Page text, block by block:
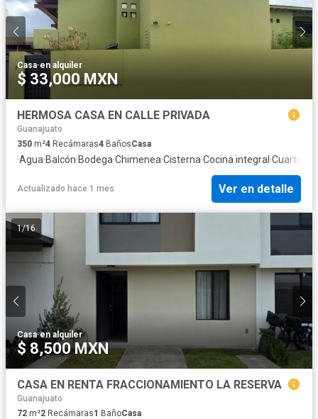
Casa·en alquiler
$ 33,000 MXN
HERMOSA CASA EN CALLE PRIVADA
Guanajuato
350 m²4 Recámaras4 BañosCasa
·Agua·Balcón·Bodega·Chimenea·Cisterna·Cocina integral ·Cuarto
Actualizado hace 1 mes Ver en detalle
1/16
Casa·en alquiler
$ 8,500 MXN
CASA EN RENTA FRACCIONAMIENTO LA RESERVA
Guanajuato
72 m²2 Recámaras1 BañoCasa